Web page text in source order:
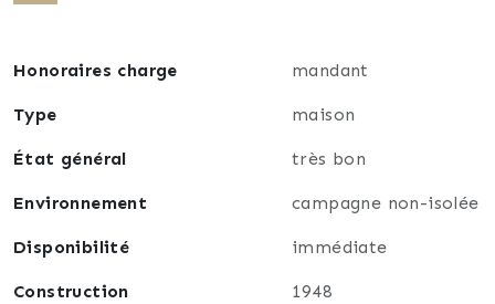
accueille un jardin avec piscine propice à la détente,
Une maison où l’on s’installe immédiatement, avec la
liberté de la faire grandir selon ses envies — un bien
Honoraires charge mandant
Type maison
État général très bon
Environnement campagne non-isolée
Disponibilité immédiate
Construction 1948